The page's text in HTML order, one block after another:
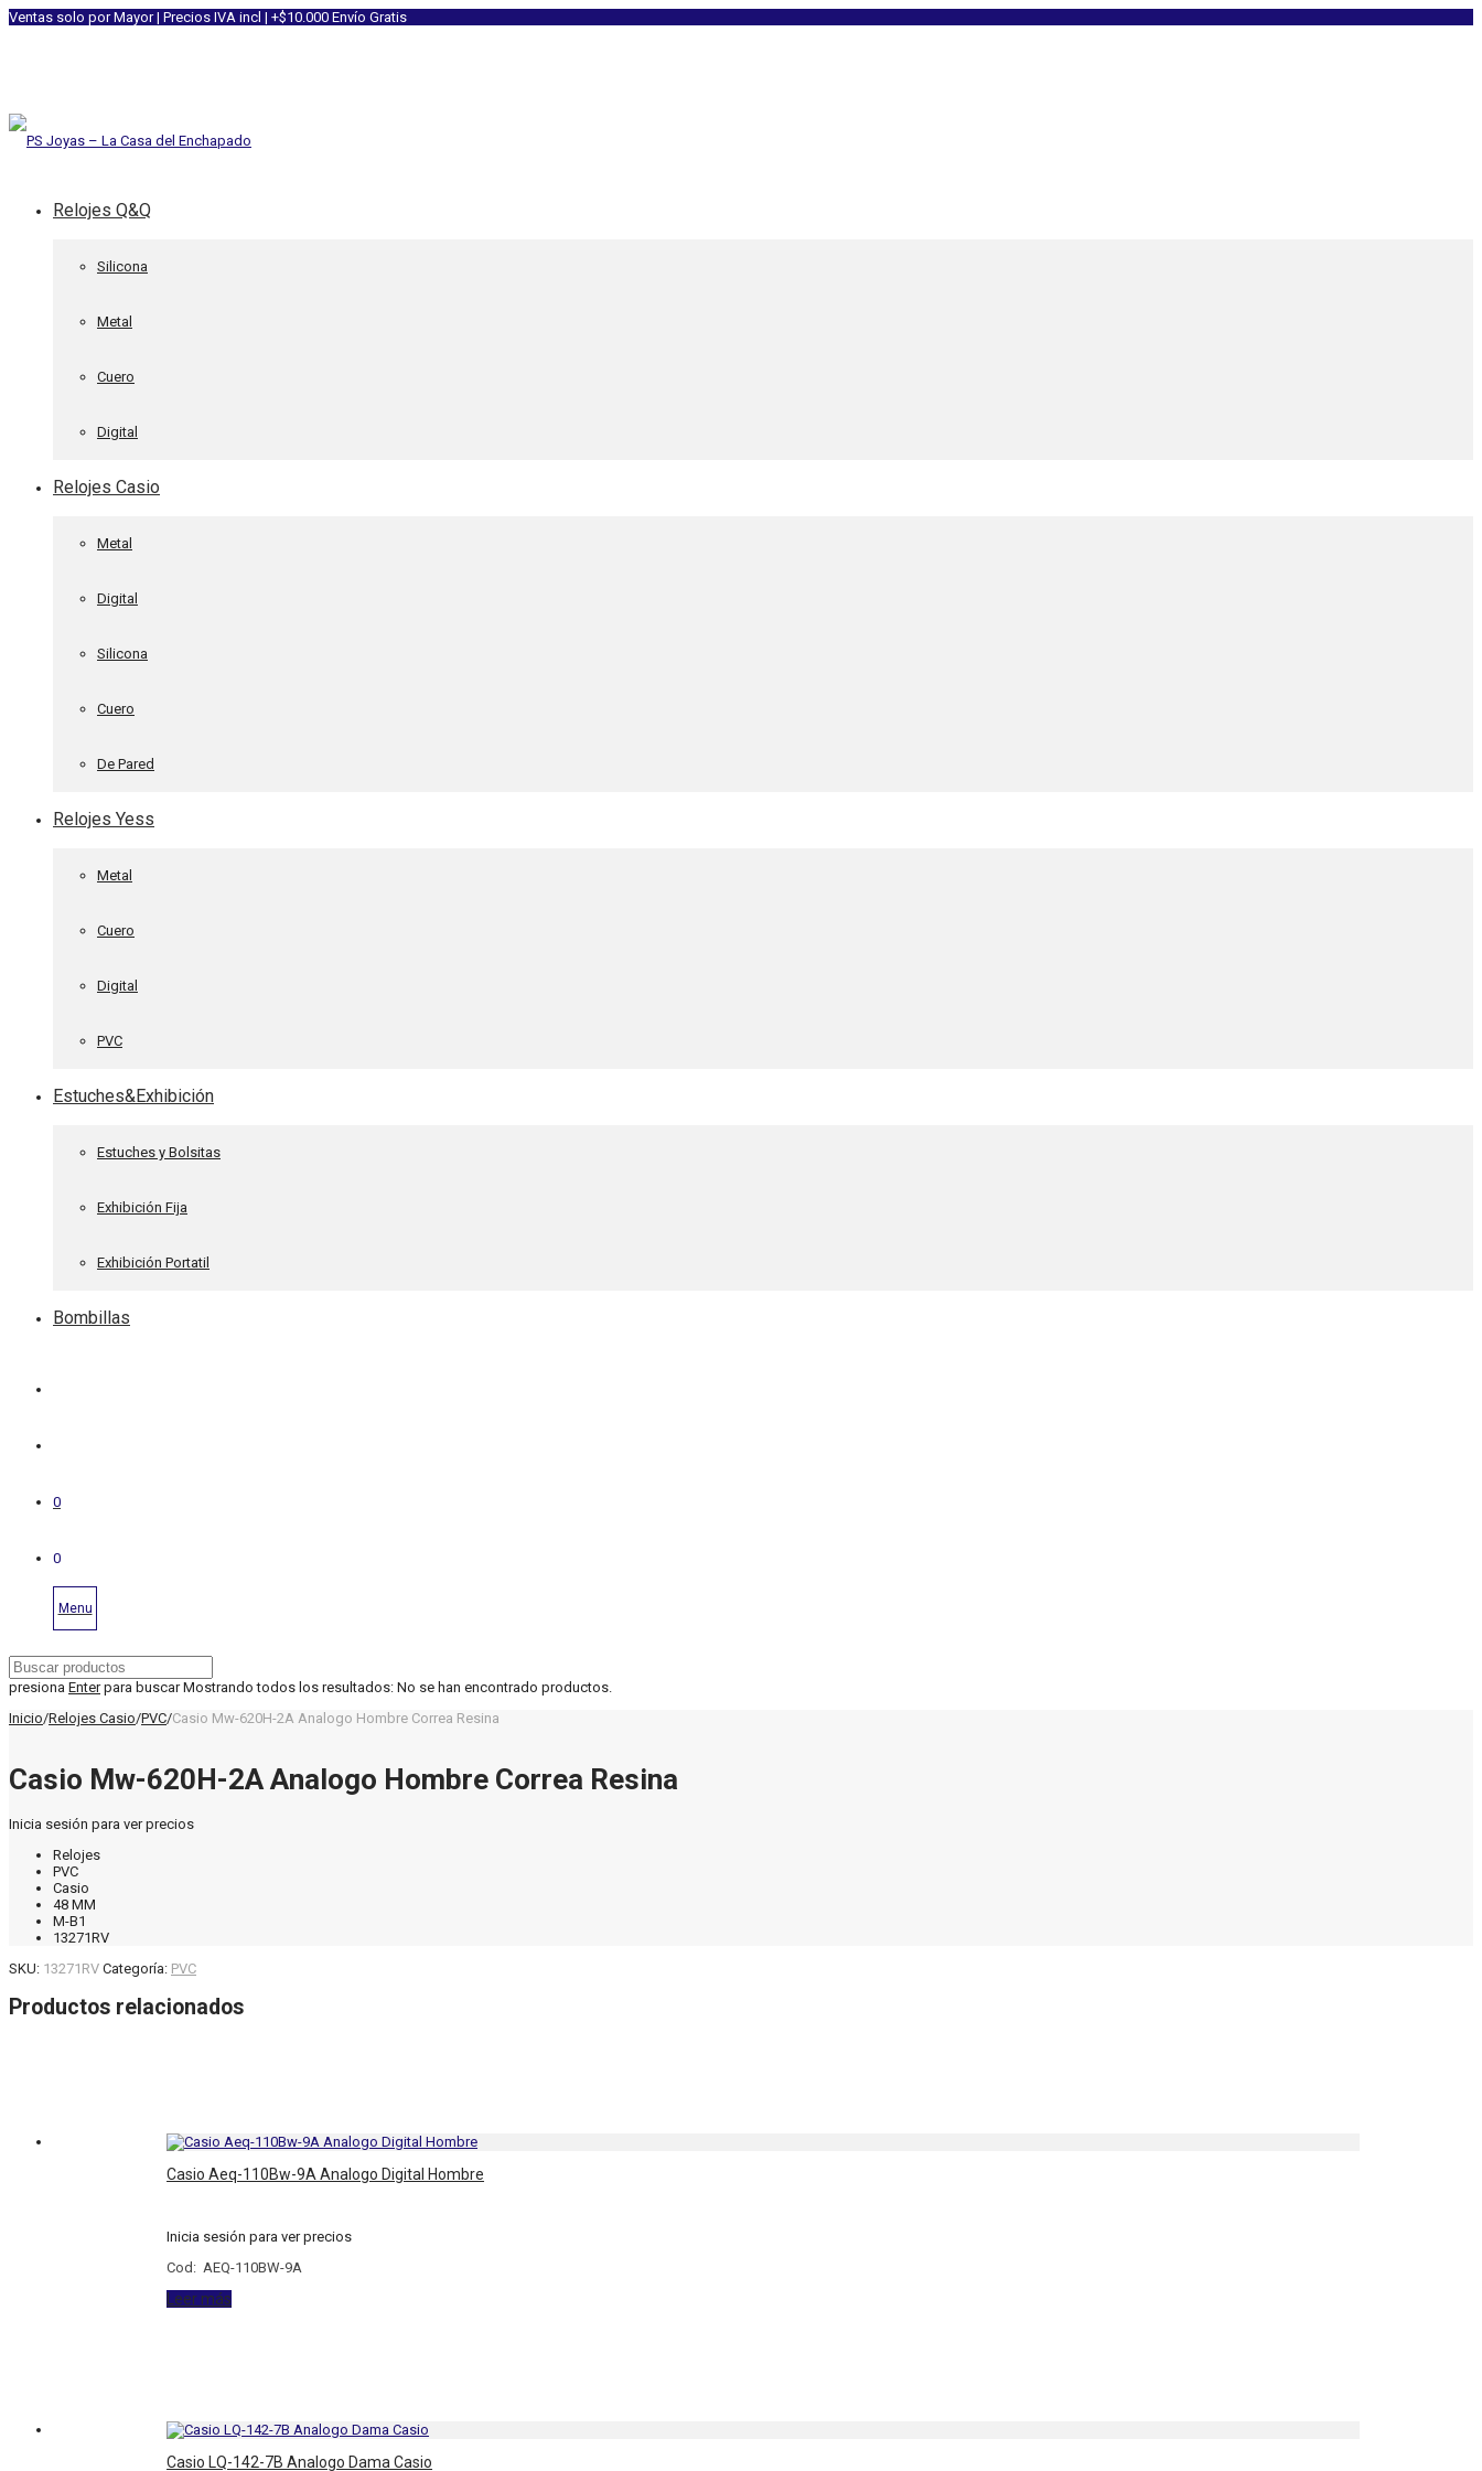
Ventas solo por Mayor | Precios IVA incl | +$10.000 Envío Gratis
Relojes Q&Q
Silicona
Metal
Cuero
Digital
Relojes Casio
Metal
Digital
Silicona
Cuero
De Pared
Relojes Yess
Metal
Cuero
Digital
PVC
Estuches&Exhibición
Estuches y Bolsitas
Exhibición Fija
Exhibición Portatil
Bombillas
0
0
Menu
presiona Enterpara buscar Mostrando todos los resultados: No se han encontrado productos.
Inicio/Relojes Casio/PVC/Casio Mw-620H-2A Analogo Hombre Correa Resina
Casio Mw-620H-2A Analogo Hombre Correa Resina
Inicia sesión para ver precios
Relojes
PVC
Casio
48 MM
M-B1
13271RV
SKU: 13271RV Categoría: PVC
Productos relacionados
Casio Aeq-110Bw-9A Analogo Digital Hombre
Inicia sesión para ver precios
Cod: AEQ-110BW-9A
Leer más
Casio LQ-142-7B Analogo Dama Casio